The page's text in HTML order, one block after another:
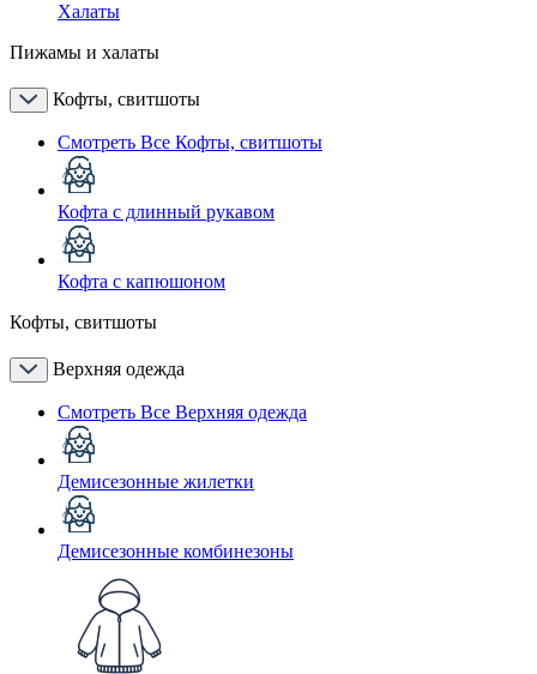
Халаты
Пижамы и халаты
Кофты, свитшоты
Смотреть Все Кофты, свитшоты
Кофта с длинный рукавом
Кофта с капюшоном
Кофты, свитшоты
Верхняя одежда
Смотреть Все Верхняя одежда
Демисезонные жилетки
Демисезонные комбинезоны